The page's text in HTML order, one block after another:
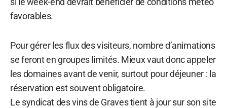
favorables.
Pour gérer les flux des visiteurs, nombre d’animations
se feront en groupes limités. Mieux vaut donc appeler
les domaines avant de venir, surtout pour déjeuner : la
réservation est souvent obligatoire.
Le syndicat des vins de Graves tient à jour sur son site